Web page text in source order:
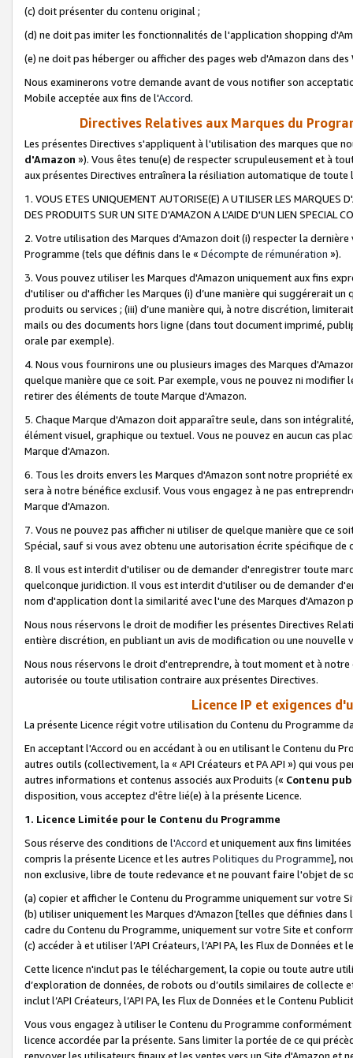
(c) doit présenter du contenu original ;
(d) ne doit pas imiter les fonctionnalités de l'application shopping
(e) ne doit pas héberger ou afficher des pages web d'Amazon dans
Nous examinerons votre demande avant de vous notifier son
Mobile acceptée aux fins de l'Accord.
Directives Relatives aux Marques du
Les présentes Directives s'appliquent à l'utilisation des marques que
d'Amazon »). Vous êtes tenu(e) de respecter scrupuleusement et à
aux présentes Directives entraînera la résiliation automatique de
1. VOUS ETES UNIQUEMENT AUTORISE(E) A UTILISER LES MARQUES
DES PRODUITS SUR UN SITE D'AMAZON A L'AIDE D'UN LIEN SPECIAL
2. Votre utilisation des Marques d'Amazon doit (i) respecter la
Programme (tels que définis dans le « Décompte de rémunération »).
3. Vous pouvez utiliser les Marques d'Amazon uniquement aux fins
d'utiliser ou d'afficher les Marques (i) d’une manière qui suggérerait
produits ou services ; (iii) d’une manière qui, à notre discrétion,
mails ou des documents hors ligne (dans tout document imprimé,
orale par exemple).
4. Nous vous fournirons une ou plusieurs images des Marques
quelque manière que ce soit. Par exemple, vous ne pouvez ni
retirer des éléments de toute Marque d'Amazon.
5. Chaque Marque d'Amazon doit apparaître seule, dans son
élément visuel, graphique ou textuel. Vous ne pouvez en aucun cas
Marque d'Amazon.
6. Tous les droits envers les Marques d'Amazon sont notre propriété
sera à notre bénéfice exclusif. Vous vous engagez à ne pas
Marque d'Amazon.
7. Vous ne pouvez pas afficher ni utiliser de quelque manière que ce
Spécial, sauf si vous avez obtenu une autorisation écrite spécifique de
8. Il vous est interdit d'utiliser ou de demander d'enregistrer toute
quelconque juridiction. Il vous est interdit d'utiliser ou de demander
nom d'application dont la similarité avec l'une des Marques
Nous nous réservons le droit de modifier les présentes Directives
entière discrétion, en publiant un avis de modification ou une nouvelle
Nous nous réservons le droit d'entreprendre, à tout moment et à
autorisée ou toute utilisation contraire aux présentes Directives.
Licence IP et exigences
La présente Licence régit votre utilisation du Contenu du Programme
En acceptant l'Accord ou en accédant à ou en utilisant le Contenu du
autres outils (collectivement, la « API Créateurs et PA API ») qui vous
autres informations et contenus associés aux Produits (« Contenu
disposition, vous acceptez d'être lié(e) à la présente Licence.
1. Licence Limitée pour le Contenu du Programme
Sous réserve des conditions de l'Accord et uniquement aux fins
compris la présente Licence et les autres Politiques du Programme],
non exclusive, libre de toute redevance et ne pouvant faire l'objet de
(a) copier et afficher le Contenu du Programme uniquement sur votre
(b) utiliser uniquement les Marques d'Amazon [telles que définies dans
cadre du Contenu du Programme, uniquement sur votre Site et
(c) accéder à et utiliser l’API Créateurs, l’API PA, les Flux de Données
Cette licence n'inclut pas le téléchargement, la copie ou toute autre
d’exploration de données, de robots ou d’outils similaires de
inclut l’API Créateurs, l’API PA, les Flux de Données et le Contenu
Vous vous engagez à utiliser le Contenu du Programme
licence accordée par la présente. Sans limiter la portée de ce qui
renvoyer les utilisateurs finaux et les ventes vers un Site d'Amazon et